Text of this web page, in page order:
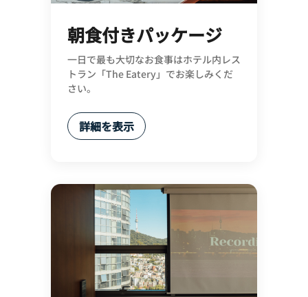
朝食付きパッケージ
一日で最も大切なお食事はホテル内レス
トラン「The Eatery」でお楽しみくだ
さい。
詳細を表示